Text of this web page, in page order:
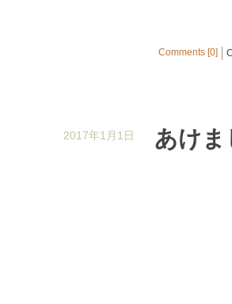
Comments [0]
2017年1月1日 あけ